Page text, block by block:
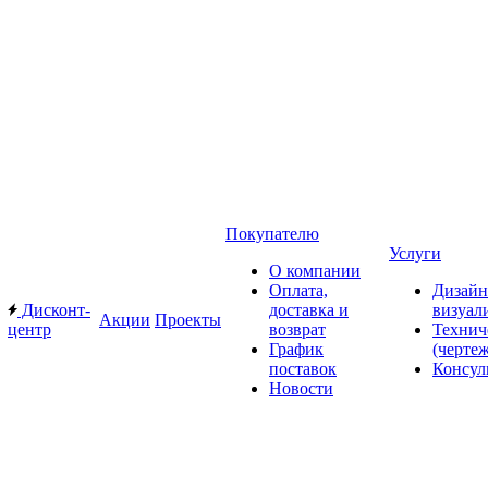
Дисконт-
центр
Акции Проекты
Покупателю
О компании
Оплата,
доставка и
возврат
График
поставок
Новости
Услуги